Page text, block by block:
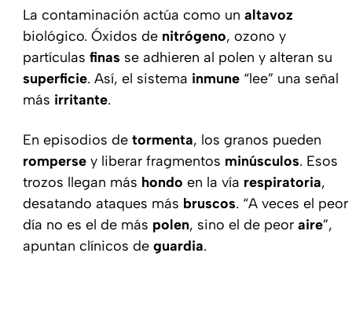
La contaminación actúa como un altavoz
biológico. Óxidos de nitrógeno, ozono y
partículas finas se adhieren al polen y alteran su
superficie. Así, el sistema inmune “lee” una señal
más irritante.
En episodios de tormenta, los granos pueden
romperse y liberar fragmentos minúsculos. Esos
trozos llegan más hondo en la vía respiratoria,
desatando ataques más bruscos. “A veces el peor
día no es el de más polen, sino el de peor aire”,
apuntan clínicos de guardia.